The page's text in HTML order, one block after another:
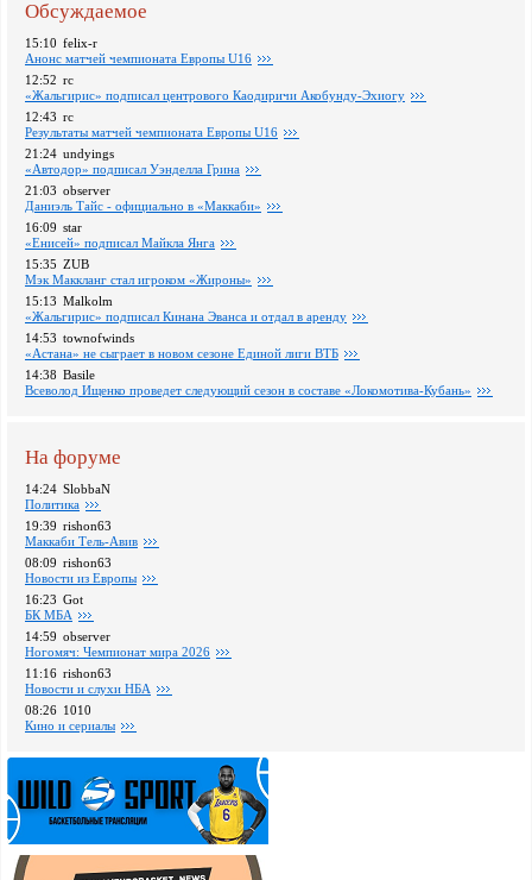
Обсуждаемое
15:10 felix-r
Анонс матчей чемпионата Европы U16
12:52 rc
«Жальгирис» подписал центрового Каодиричи Акобунду-Эхиогу
12:43 rc
Pезультаты матчей чемпионата Европы U16
21:24 undyings
«Автодор» подписал Уэнделла Грина
21:03 observer
Даниэль Тайс - официально в «Маккаби»
16:09 star
«Енисей» подписал Майкла Янга
15:35 ZUB
Мэк Маккланг стал игроком «Жироны»
15:13 Malkolm
«Жальгирис» подписал Кинана Эванса и отдал в аренду
14:53 townofwinds
«Астана» не сыграет в новом сезоне Единой лиги ВТБ
14:38 Basile
Всеволод Ищенко проведет следующий сезон в составе «Локомотива-Кубань»
На форуме
14:24 SlobbaN
Политика
19:39 rishon63
Маккаби Тель-Авив
08:09 rishon63
Новости из Европы
16:23 Got
БК МБА
14:59 observer
Ногомяч: Чемпионат мира 2026
11:16 rishon63
Новости и слухи НБА
08:26 1010
Кино и сериалы